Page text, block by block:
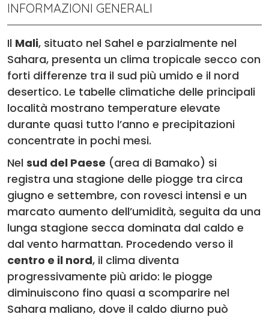
INFORMAZIONI GENERALI
Il Mali, situato nel Sahel e parzialmente nel
Sahara, presenta un clima tropicale secco con
forti differenze tra il sud più umido e il nord
desertico. Le tabelle climatiche delle principali
località mostrano temperature elevate
durante quasi tutto l’anno e precipitazioni
concentrate in pochi mesi.
Nel sud del Paese (area di Bamako) si
registra una stagione delle piogge tra circa
giugno e settembre, con rovesci intensi e un
marcato aumento dell’umidità, seguita da una
lunga stagione secca dominata dal caldo e
dal vento harmattan. Procedendo verso il
centro e il nord, il clima diventa
progressivamente più arido: le piogge
diminuiscono fino quasi a scomparire nel
Sahara maliano, dove il caldo diurno può